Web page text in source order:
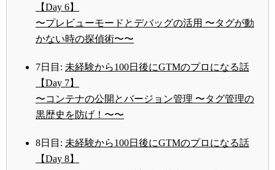
【Day 6】
〜プレビューモードとデバッグの活用 〜タグが動
かない時の探偵術〜〜
7日目: 未経験から100日後にGTMのプロになる話
【Day 7】
〜コンテナの公開とバージョン管理 〜タグ管理の
黒歴史を防げ！〜〜
8日目: 未経験から100日後にGTMのプロになる話
【Day 8】